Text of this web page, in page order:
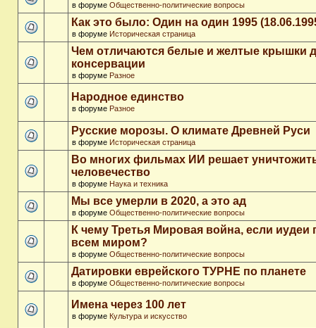
в форуме Общественно-политические вопросы
Как это было: Один на один 1995
в форуме Историческая страница
Чем отличаются белые и желтые крышки
консервации
в форуме Разное
Народное единство
в форуме Разное
Русские морозы. О климате Древней Руси
в форуме Историческая страница
Во многих фильмах ИИ решает
человечество
в форуме Наука и техника
Мы все умерли в 2020, а это ад
в форуме Общественно-политические вопросы
К чему Третья Мировая война, если иудеи
всем миром?
в форуме Общественно-политические вопросы
Датировки еврейского ТУРНЕ по планете
в форуме Общественно-политические вопросы
Имена через 100 лет
в форуме Культура и искусство